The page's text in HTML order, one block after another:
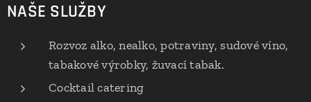
NAŠE SLUŽBY
Rozvoz alko, nealko, potraviny, sudové víno,
tabakové výrobky, žuvací tabak.
Cocktail catering